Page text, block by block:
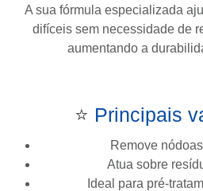
A sua fórmula especializada
difíceis sem necessidade de
aumentando a
⭐ Principais
Remove
Atua sobre
Ideal para pré-